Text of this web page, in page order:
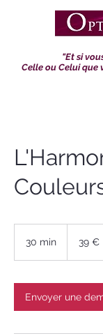
"Et si
Celle ou Celui que
30 min
i
n
39 €
Envoyer une